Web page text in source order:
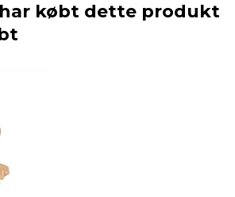
købt dette produkt